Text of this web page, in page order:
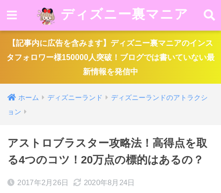
ディズニー裏マニア
【記事内に広告を含みます】ディズニー裏マニアのインス
タフォロワー様150000人突破！ブログでは書いていない最
新情報を発信中
ホーム ディズニーランド
ディズニーランドのアトラクシ
ョン
アストロブラスター攻略法！高得点を取
る4つのコツ！20万点の標的はあるの？
2017年2月26日 2020年8月24日